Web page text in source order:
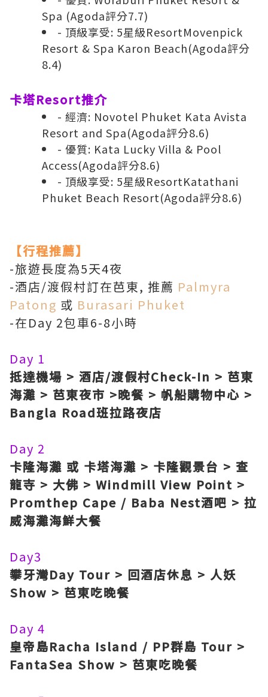
Spa (Agoda評分7.7)
- 頂級享受: 5星級ResortMovenpick
Resort & Spa Karon Beach(Agoda評分
8.4)
卡塔Resort推介
- 經濟: Novotel Phuket Kata Avista
Resort and Spa(Agoda評分8.6)
- 優質: Kata Lucky Villa & Pool
Access(Agoda評分8.6)
- 頂級享受: 5星級ResortKatathani
Phuket Beach Resort(Agoda評分8.6)
【行程推薦】
-旅遊長度為5天4夜
-酒店/渡假村訂在芭東, 推薦 Palmyra
Patong 或 Burasari Phuket
-在Day 2包車6-8小時
Day 1
抵達機場 > 酒店/渡假村Check-In > 芭東
海灘 > 芭東夜市 >晚餐 > 帆船購物中心 >
Bangla Road班拉路夜店
Day 2
卡隆海灘 或 卡塔海灘 > 卡隆觀景台 > 查
龍寺 > 大佛 > Windmill View Point >
Promthep Cape / Baba Nest酒吧 > 拉
威海灘海鮮大餐
Day3
攀牙灣Day Tour > 回酒店休息 > 人妖
Show > 芭東吃晚餐
Day 4
皇帝島Racha Island / PP群島 Tour >
FantaSea Show > 芭東吃晚餐